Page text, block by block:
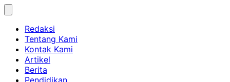
Skip
contentRedaksi
Tentang Kami
Kontak Kami
Artikel
Berita
Pendidikan